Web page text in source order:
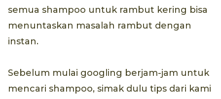
semua shampoo untuk rambut kering bisa
menuntaskan masalah rambut dengan
instan.
Sebelum mulai googling berjam-jam untuk
mencari shampoo, simak dulu tips dari kami